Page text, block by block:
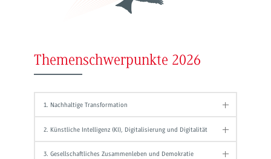
Themenschwerpunkte 2026
1. Nachhaltige Transformation
2. Künstliche Intelligenz (KI), Digitalisierung und Digitalität
3. Gesellschaftliches Zusammenleben und Demokratie